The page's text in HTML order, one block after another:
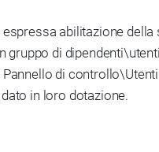
abilitazione
di
di
in loro dotazione.